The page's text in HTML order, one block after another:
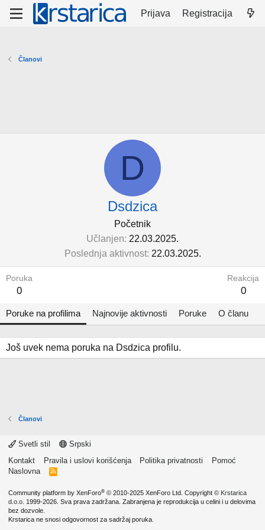
Prijava Registracija
Članovi
D
Dsdzica
Početnik
Učlanjen 22.03.2025.
Poslednja aktivnost 22.03.2025.
Poruka
0
Reakcija
0
Poruke na profilima Najnovije aktivnosti Poruke O članu
Još uvek nema poruka na Dsdzica profilu.
Članovi
Svetli stil
Srpski
Kontakt
Pravila i uslovi korišćenja Politika privatnosti
Pomoć
Naslovna
R
Community platform by XenForo® © 2010-2025 XenForo Ltd. Copyright © Krstarica
d.o.o. 1999-2026. Sva prava zadržana. Zabranjena je reprodukcija u celini i u delovima
bez dozvole.
Krstarica ne snosi odgovornost za sadržaj poruka.